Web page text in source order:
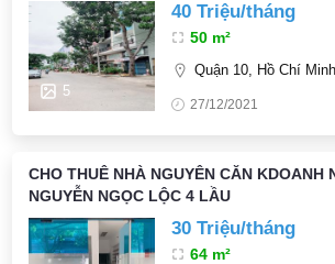
5
40 Triệu/tháng
50 m²
Quận 10, Hồ Chí Minh
27/12/2021
CHO THUÊ NHÀ NGUYÊN CĂN KDOANH
NGUYỄN NGỌC LỘC 4 LẦU
30 Triệu/tháng
64 m²